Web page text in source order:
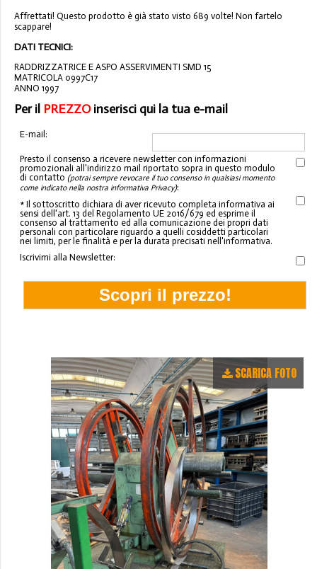
Affrettati! Questo prodotto è già stato visto 689 volte! Non fartelo
scappare!
DATI TECNICI:
RADDRIZZATRICE E ASPO ASSERVIMENTI SMD 15
MATRICOLA 0997C17
ANNO 1997
Per il PREZZOinserisci qui la tua e-mail
E-mail:
Presto il consenso a ricevere newsletter con informazioni
promozionali all'indirizzo mail riportato sopra in questo modulo
di contatto (potrai sempre revocare il tuo consenso in qualsiasi momento
come indicato nella nostra informativa Privacy):
* Il sottoscritto dichiara di aver ricevuto completa informativa ai
sensi dell'art. 13 del Regolamento UE 2016/679 ed esprime il
consenso al trattamento ed alla comunicazione dei propri dati
personali con particolare riguardo a quelli cosiddetti particolari
nei limiti, per le finalità e per la durata precisati nell'informativa.
Iscrivimi alla Newsletter:
SCARICA FOTO